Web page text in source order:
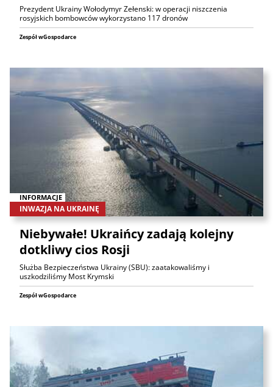
Prezydent Ukrainy Wołodymyr Zełenski: w operacji niszczenia
rosyjskich bombowców wykorzystano 117 dronów
Zespół wGospodarce
INFORMACJE
INWAZJA NA UKRAINĘ
Niebywałe! Ukraińcy zadają kolejny
dotkliwy cios Rosji
Służba Bezpieczeństwa Ukrainy (SBU): zaatakowaliśmy i
uszkodziliśmy Most Krymski
Zespół wGospodarce